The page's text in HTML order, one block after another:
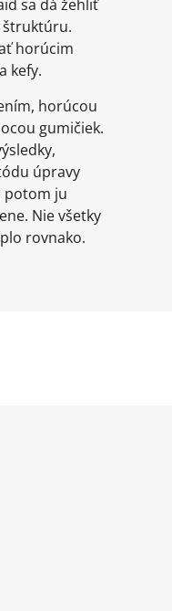
sa dá žehliť
štruktúru.
horúcim
kefy.
horúcou
gumičiek.
úpravy
potom ju
Nie všetky
rovnako.